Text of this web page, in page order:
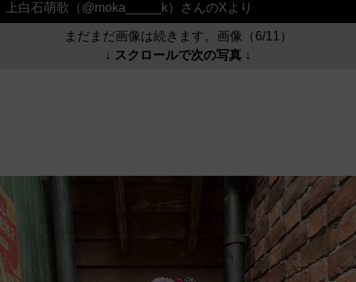
上白石萌歌（@moka_____k）さんのXより
まだまだ画像は続きます。画像（6/11）
↓ スクロールで次の写真 ↓